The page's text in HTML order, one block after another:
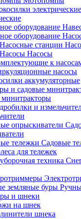
Насосы
к
насосы
аккумуляторные
минитракторы
Садовые
для тележек
и шнеки
на шнек
шнека